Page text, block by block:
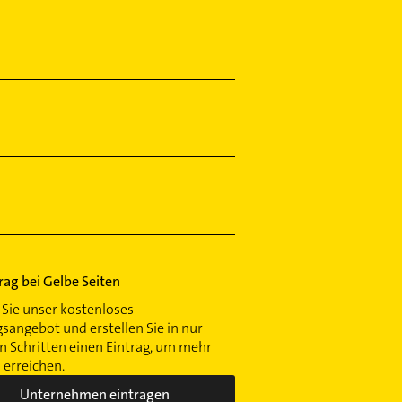
bei Gelbe Seiten
unser kostenloses
und erstellen Sie in nur
Schritten einen Eintrag, um mehr
erreichen.
Unternehmen eintragen